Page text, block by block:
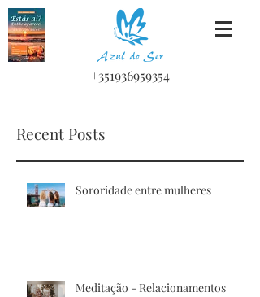
+351936959354
Recent Posts
Sororidade entre mulheres
Meditação - Relacionamentos